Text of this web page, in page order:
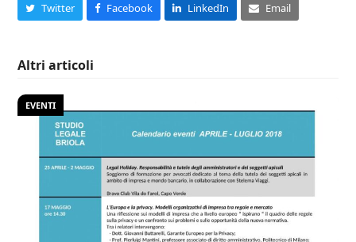
Twitter Facebook LinkedIn Email
Altri articoli
EVENTI